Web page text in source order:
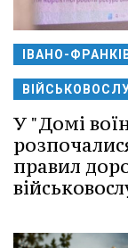
ІВАНО-
У "Домі
правил